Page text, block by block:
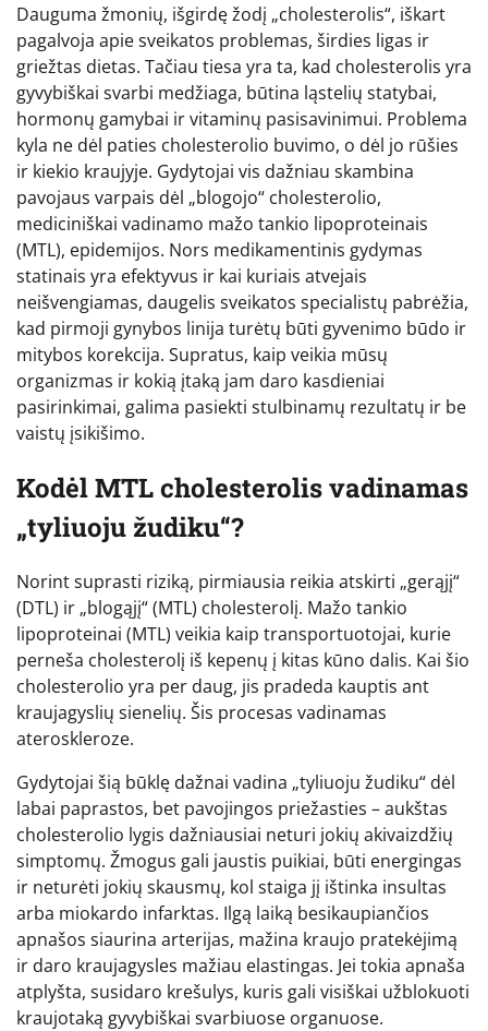
Dauguma žmonių, išgirdę žodį „cholesterolis“, iškart
pagalvoja apie sveikatos problemas, širdies ligas ir
griežtas dietas. Tačiau tiesa yra ta, kad cholesterolis yra
gyvybiškai svarbi medžiaga, būtina ląstelių statybai,
hormonų gamybai ir vitaminų pasisavinimui. Problema
kyla ne dėl paties cholesterolio buvimo, o dėl jo rūšies
ir kiekio kraujyje. Gydytojai vis dažniau skambina
pavojaus varpais dėl „blogojo“ cholesterolio,
mediciniškai vadinamo mažo tankio lipoproteinais
(MTL), epidemijos. Nors medikamentinis gydymas
statinais yra efektyvus ir kai kuriais atvejais
neišvengiamas, daugelis sveikatos specialistų pabrėžia,
kad pirmoji gynybos linija turėtų būti gyvenimo būdo ir
mitybos korekcija. Supratus, kaip veikia mūsų
organizmas ir kokią įtaką jam daro kasdieniai
pasirinkimai, galima pasiekti stulbinamų rezultatų ir be
vaistų įsikišimo.
Kodėl MTL cholesterolis vadinamas
„tyliuoju žudiku“?
Norint suprasti riziką, pirmiausia reikia atskirti „gerąjį“
(DTL) ir „blogąjį“ (MTL) cholesterolį. Mažo tankio
lipoproteinai (MTL) veikia kaip transportuotojai, kurie
perneša cholesterolį iš kepenų į kitas kūno dalis. Kai šio
cholesterolio yra per daug, jis pradeda kauptis ant
kraujagyslių sienelių. Šis procesas vadinamas
ateroskleroze.
Gydytojai šią būklę dažnai vadina „tyliuoju žudiku“ dėl
labai paprastos, bet pavojingos priežasties – aukštas
cholesterolio lygis dažniausiai neturi jokių akivaizdžių
simptomų. Žmogus gali jaustis puikiai, būti energingas
ir neturėti jokių skausmų, kol staiga jį ištinka insultas
arba miokardo infarktas. Ilgą laiką besikaupiančios
apnašos siaurina arterijas, mažina kraujo pratekėjimą
ir daro kraujagysles mažiau elastingas. Jei tokia apnaša
atplyšta, susidaro krešulys, kuris gali visiškai užblokuoti
kraujotaką gyvybiškai svarbiuose organuose.